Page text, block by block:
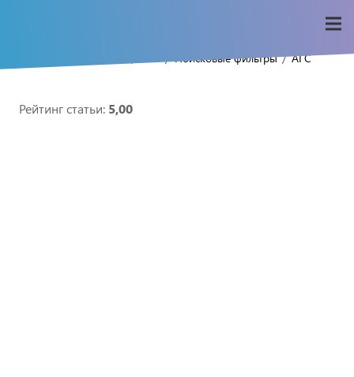
Поисковые фильтры / АГС
Рейтинг статьи: 5,00